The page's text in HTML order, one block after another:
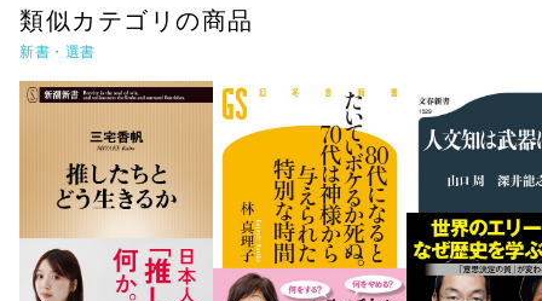
類似カテゴリの商品
新書・選書